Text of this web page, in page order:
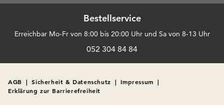
Bestellservice
Erreichbar Mo-Fr von 8:00 bis 20:00 Uhr und Sa von 8-13 Uhr
052 304 84 84
AGB | Sicherheit & Datenschutz | Impressum |
Erklärung zur Barrierefreiheit